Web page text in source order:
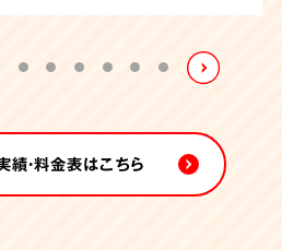
績・料金表はこちら